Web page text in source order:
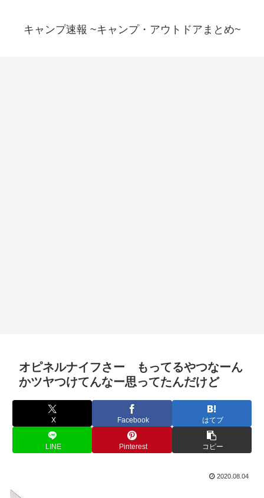
キャンプ速報 ~キャンプ・アウトドアまとめ~
オピネルナイフさー もってるやつなーん
かツヤつけてんなー思ってたんだけど
X Facebook はてブ
LINE Pinterest コピー
2020.08.04